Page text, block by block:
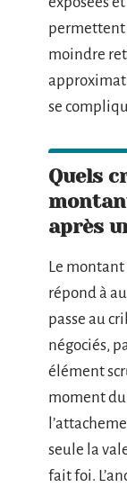
permettent
moindre
se
Quels
après
Le montant
répond à
passe au
négociés,
élément
moment du
seule la
fait foi.